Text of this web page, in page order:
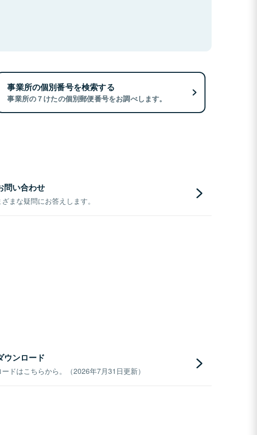
事業所の個別番号を検索する
事業所の７けたの個別郵便番号をお調べします。
問い合わせ
まな疑問にお答えします。
ウンロード
ドはこちらから。（2026年7月31日更新）